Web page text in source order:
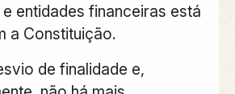
entidades financeiras está
a Constituição.
de finalidade e,